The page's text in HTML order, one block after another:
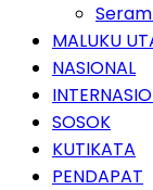
MALUKU
NASIONAL
SOSOK
KUTIKATA
PENDAPAT